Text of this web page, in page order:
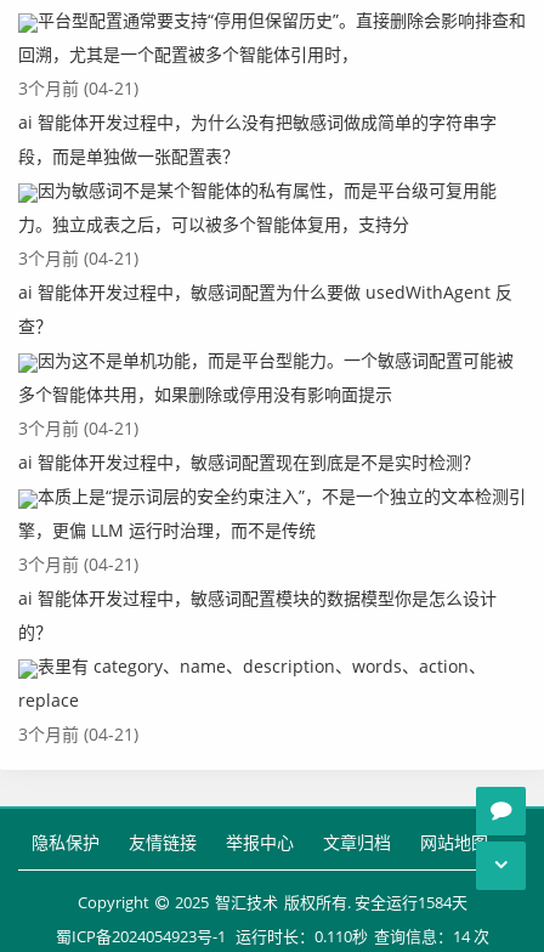
平台型配置通常要支持“停用但保留历史”。直接删除会影响排查和
回溯，尤其是一个配置被多个智能体引用时，
3个月前 (04-21)
ai 智能体开发过程中，为什么没有把敏感词做成简单的字符串字
段，而是单独做一张配置表？
因为敏感词不是某个智能体的私有属性，而是平台级可复用能
力。独立成表之后，可以被多个智能体复用，支持分
3个月前 (04-21)
ai 智能体开发过程中，敏感词配置为什么要做 usedWithAgent 反
查？
因为这不是单机功能，而是平台型能力。一个敏感词配置可能被
多个智能体共用，如果删除或停用没有影响面提示
3个月前 (04-21)
ai 智能体开发过程中，敏感词配置现在到底是不是实时检测？
本质上是“提示词层的安全约束注入”，不是一个独立的文本检测引
擎，更偏 LLM 运行时治理，而不是传统
3个月前 (04-21)
ai 智能体开发过程中，敏感词配置模块的数据模型你是怎么设计
的？
表里有 category、name、description、words、action、
replace
3个月前 (04-21)
隐私保护 友情链接 举报中心 文章归档 网站地图
Copyright 2025 智汇技术 版权所有. 安全运行1584天
蜀ICP备2024054923号-1 运行时长：0.110秒 查询信息：14 次